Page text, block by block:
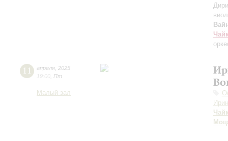
11 апреля 2025
19:00 Пт
Малый зал